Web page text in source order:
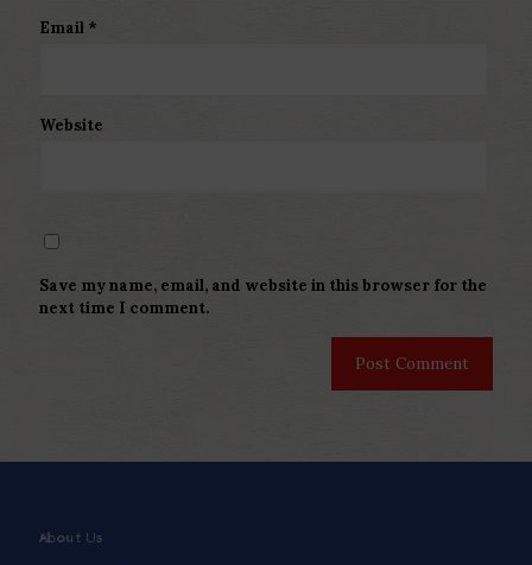
Email *
Website
Save my name, email, and website in this browser for the
next time I comment.
About Us